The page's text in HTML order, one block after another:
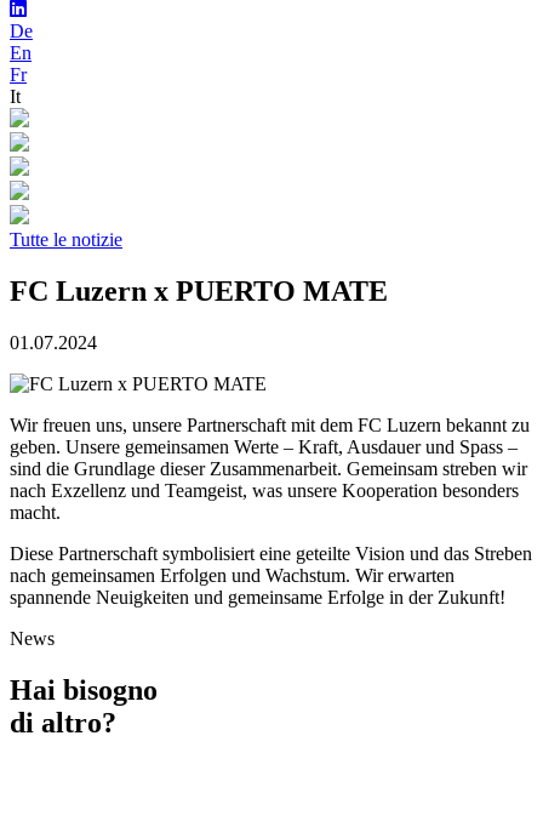
De
En
Fr
It
Tutte le notizie
FC Luzern x PUERTO MATE
01.07.2024
Wir freuen uns, unsere Partnerschaft mit dem FC Luzern bekannt zu
geben. Unsere gemeinsamen Werte – Kraft, Ausdauer und Spass –
sind die Grundlage dieser Zusammenarbeit. Gemeinsam streben wir
nach Exzellenz und Teamgeist, was unsere Kooperation besonders
macht.
Diese Partnerschaft symbolisiert eine geteilte Vision und das Streben
nach gemeinsamen Erfolgen und Wachstum. Wir erwarten
spannende Neuigkeiten und gemeinsame Erfolge in der Zukunft!
News
Hai bisogno
di altro?